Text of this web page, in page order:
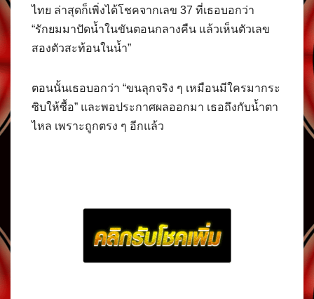
ไทย ล่าสุดก็เพิ่งได้โชคจากเลข 37 ที่เธอบอกว่า
“รักยมมาปัดน้ำในขันตอนกลางคืน แล้วเห็นตัวเลข
สองตัวสะท้อนในน้ำ”
ตอนนั้นเธอบอกว่า “ขนลุกจริง ๆ เหมือนมีใครมากระ
ซิบให้ซื้อ” และพอประกาศผลออกมา เธอถึงกับน้ำตา
ไหล เพราะถูกตรง ๆ อีกแล้ว